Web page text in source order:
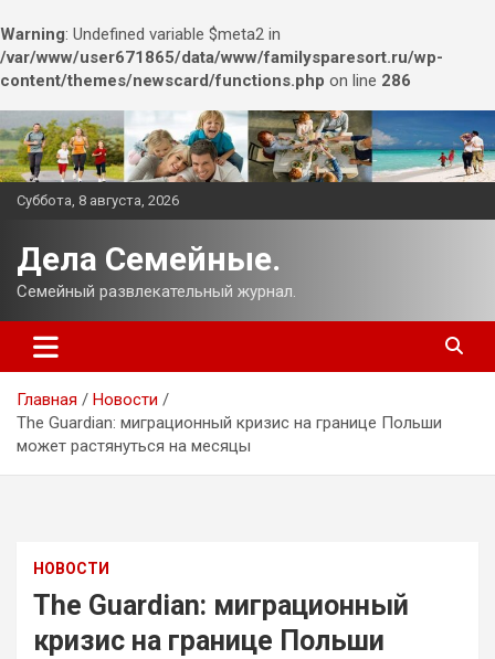
Warning: Undefined variable $meta2 in
/var/www/user671865/data/www/familysparesort.ru/wp-
content/themes/newscard/functions.php on line 286
Перейти
к
содержимому
Суббота, 8 августа, 2026
Дела Семейные.
Семейный развлекательный журнал.
Главная
Новости
The Guardian: миграционный кризис на границе Польши
может растянуться на месяцы
НОВОСТИ
The Guardian: миграционный
кризис на границе Польши